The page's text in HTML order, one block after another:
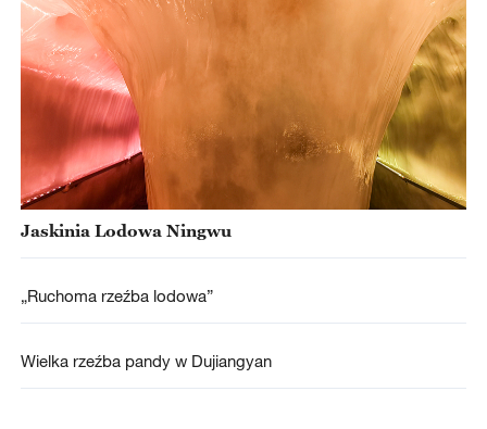
Jaskinia Lodowa Ningwu
„Ruchoma rzeźba lodowa”
Wielka rzeźba pandy w Dujiangyan